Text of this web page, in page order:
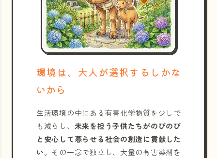
環境は、大人が選択するしかな
いから
生活環境の中にある有害化学物質を少しで
も減らし、 未来を担う子供たちがのびのび
と安心して暮らせる社会の創造に貢献した
い。その一念で独立し、大量の有害薬剤を